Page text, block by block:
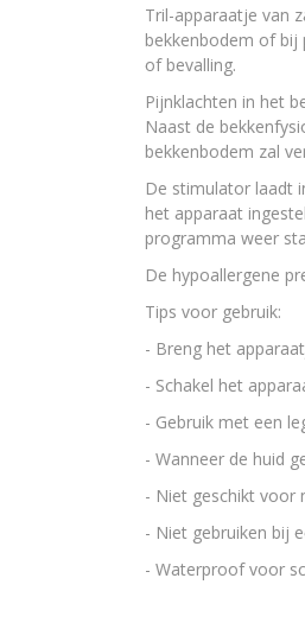
Tril-apparaatje van
bekkenbodem of bij
of bevalling.
Pijnklachten in het
Naast de
bekkenbodem zal
De stimulator laadt
het apparaat
programma weer
De hypoallergene
Tips voor gebruik:
- Breng het
- Schakel het
- Gebruik met een
- Wanneer de huid
- Niet geschikt voor
- Niet gebruiken bij
- Waterproof voor